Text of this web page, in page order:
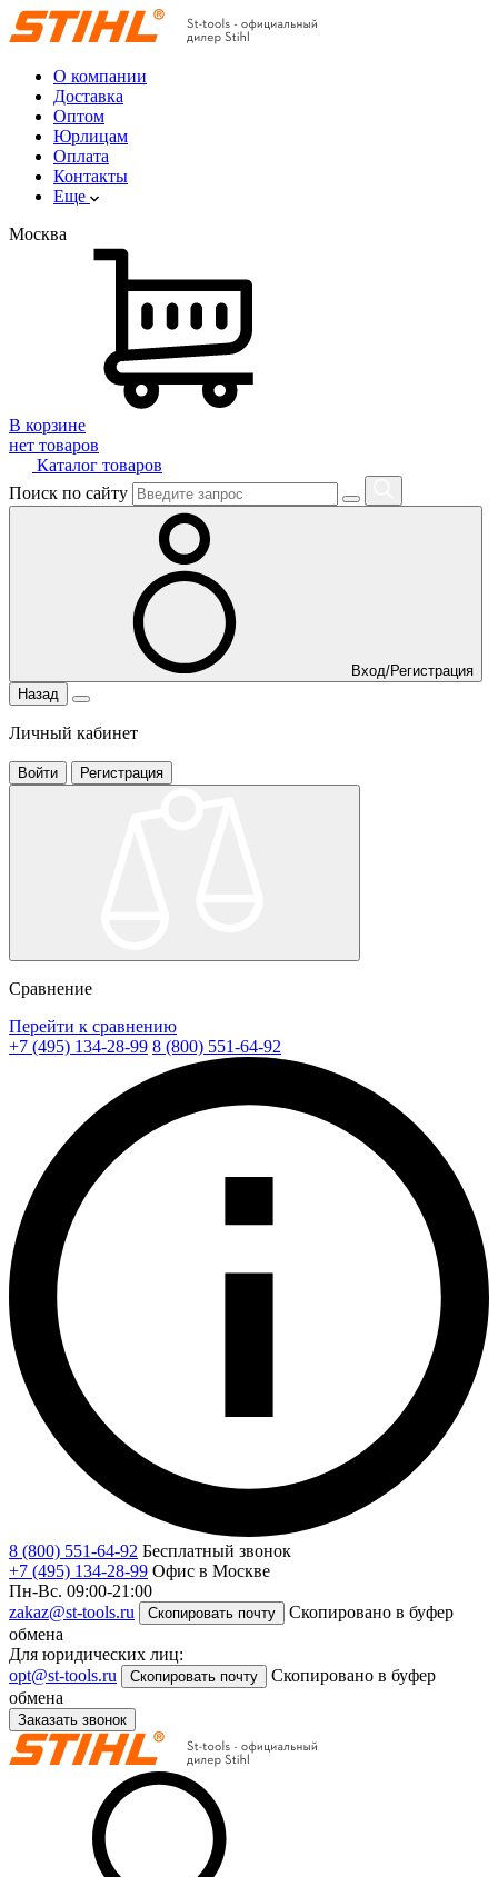
О компании
Доставка
Оптом
Юрлицам
Оплата
Контакты
Еще
Москва
В корзине
нет товаров
Каталог товаров
Поиск по сайту
Вход/Регистрация
Назад
Личный кабинет
Войти Регистрация
Сравнение
Перейти к сравнению
+7 (495) 134-28-99 8 (800) 551-64-92
8 (800) 551-64-92 Бесплатный звонок
+7 (495) 134-28-99 Офис в Москве
Пн-Вс. 09:00-21:00
zakaz@st-tools.ru
Скопировать почту
Скопировано в буфер
обмена
Для юридических лиц:
opt@st-tools.ru
Скопировать почту
Скопировано в буфер
обмена
Заказать звонок